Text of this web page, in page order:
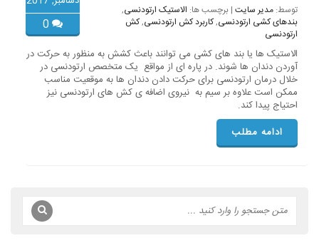
توسط: مدیر سایت | برچسب ها: الاستیک ارتودنسی,
بندهای کشی ارتودنسی,کاربرد کش ارتودنسی,کش
ارتودنسی
الاستیک ها یا بند های کشی می توانند باعث کشش به منظور به حرکت در
آوردن دندان ها شوند. در پاره ای از مواقع یک متخصص ارتودنسی در
خلال درمان ارتودنسی برای حرکت دادن دندان ها به موقعیت مناسب
ممکن است علاوه بر سیم به نیروی اضافه ی کش های ارتودنسی نیز
احتیاج پیدا کند.
ادامه مطلب